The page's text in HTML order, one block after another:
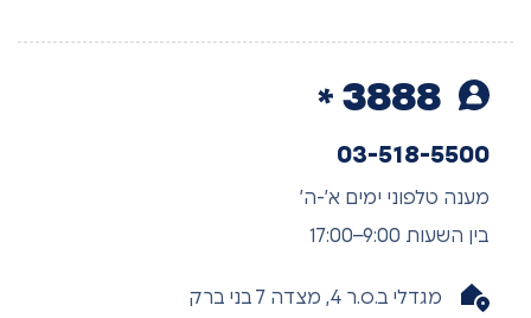
03-518-5500
מענה טלפוני ימים א’-ה’
בין השעות 9:00–17:00
מגדלי ב.ס.ר 4, מצדה 7 בני ברק